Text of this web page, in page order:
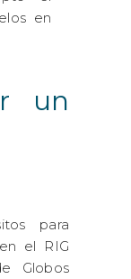
en
un
para
el RIG
Globos